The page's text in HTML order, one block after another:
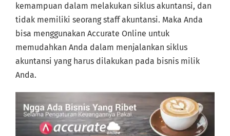
kemampuan dalam melakukan siklus akuntansi, dan
tidak memiliki seorang staff akuntansi. Maka Anda
bisa menggunakan Accurate Online untuk
memudahkan Anda dalam menjalankan siklus
akuntansi yang harus dilakukan pada bisnis milik
Anda.